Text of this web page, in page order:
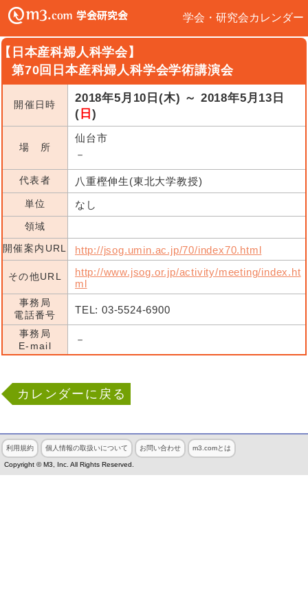
学会・研究会カレンダー
日本産科婦人科学会】
第70回日本産科婦人科学会学術講演会
開催日時
2018年5月10日(木) ～ 2018年5月13日
( 日 )
場 所
仙台市
－
代表者 八重樫伸生(東北大学教授)
単位 なし
領域
開催案内URL
http://jsog.umin.ac.jp/70/index70.html
その他URL
http://www.jsog.or.jp/activity/meeting/index.ht
ml
事務局
電話番号
TEL: 03-5524-6900
事務局
E-mail
－
カレンダーに戻る
利用規約 個人情報の取扱いについて お問い合わせ m3.comとは
Copyright © M3, Inc. All Rights Reserved.